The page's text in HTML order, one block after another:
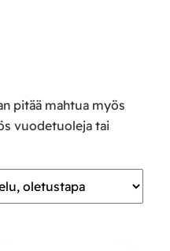
pitää mahtua myös
vuodetuoleja tai